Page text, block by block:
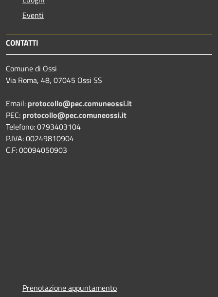
Eventi
CONTATTI
Comune di Ossi
Via Roma, 48, 07045 Ossi SS
Email: protocollo@pec.comuneossi.it
PEC: protocollo@pec.comuneossi.it
Telefono: 0793403104
P.IVA: 00249810904
C.F: 00094050903
Prenotazione appuntamento